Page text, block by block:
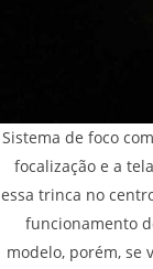
Sistema de foco
focalização e a
essa trinca no
funcionamento
modelo, porém, se